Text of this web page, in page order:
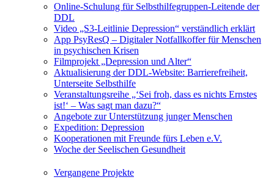
Online-Schulung für Selbsthilfegruppen-Leitende der
DDL
Video „S3-Leitlinie Depression“ verständlich erklärt
App PsyResQ – Digitaler Notfallkoffer für Menschen
in psychischen Krisen
Filmprojekt „Depression und Alter“
Aktualisierung der DDL-Website: Barrierefreiheit,
Unterseite Selbsthilfe
Veranstaltungsreihe „‘Sei froh, dass es nichts Ernstes
ist!‘ – Was sagt man dazu?“
Angebote zur Unterstützung junger Menschen
Expedition: Depression
Kooperationen mit Freunde fürs Leben e.V.
Woche der Seelischen Gesundheit
Vergangene Projekte